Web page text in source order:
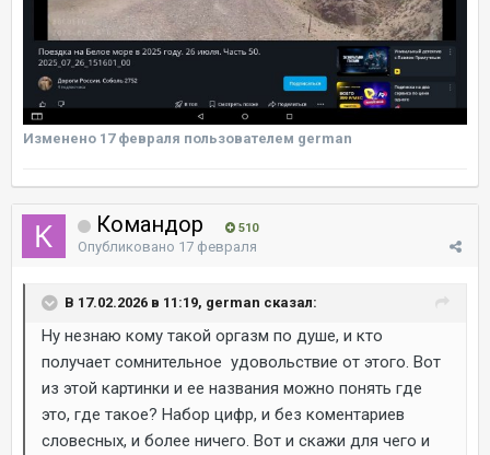
Изменено 17 февраля пользователем german
Командор 510
Опубликовано 17 февраля
В 17.02.2026 в 11:19, german сказал:
Ну незнаю кому такой оргазм по душе, и кто
получает сомнительное удовольствие от этого. Вот
из этой картинки и ее названия можно понять где
это, где такое? Набор цифр, и без коментариев
словесных, и более ничего. Вот и скажи для чего и